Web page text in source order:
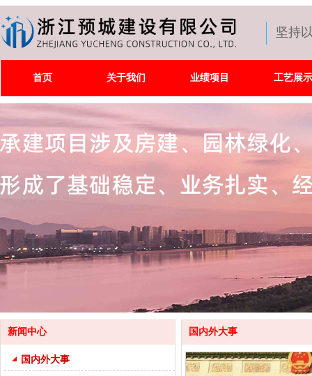
坚持
首页 关于我们 业绩项目 工艺展示
新闻中心
国内外大事
国内外大事